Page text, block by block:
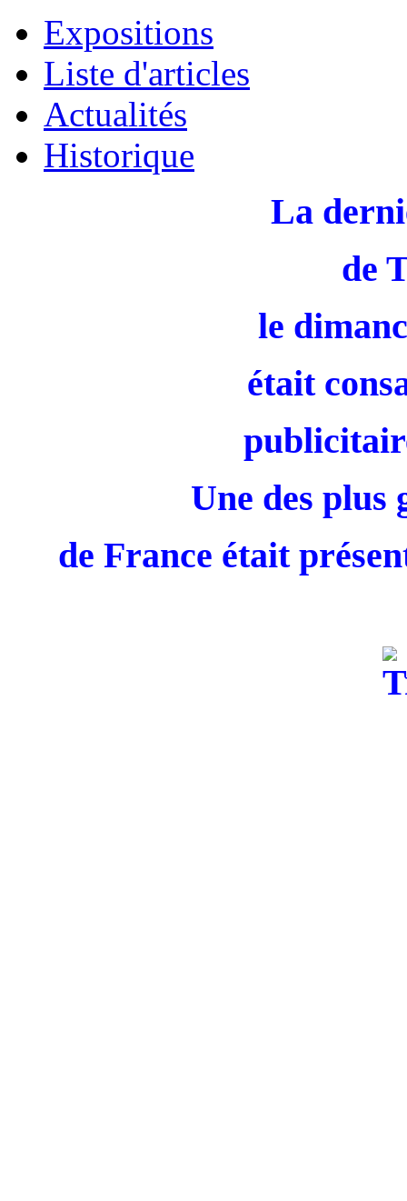
Expositions
Liste d'articles
Actualités
Historique
La
de
le
était
Une des plus
de France était